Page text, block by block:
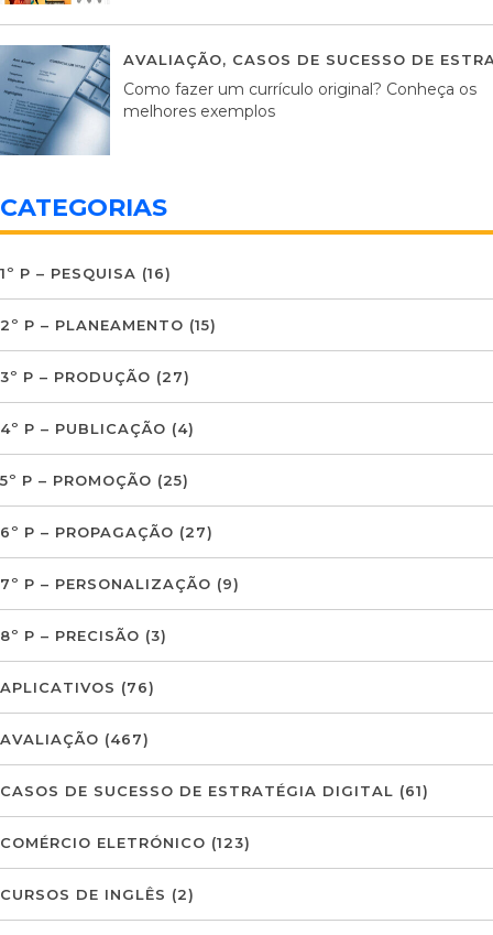
AVALIAÇÃO, CASOS DE SUCESSO DE
Como fazer um currículo original? Conheça os
melhores exemplos
CATEGORIAS
1º P – PESQUISA (16)
2º P – PLANEAMENTO (15)
3º P – PRODUÇÃO (27)
4º P – PUBLICAÇÃO (4)
5º P – PROMOÇÃO (25)
6º P – PROPAGAÇÃO (27)
7º P – PERSONALIZAÇÃO (9)
8º P – PRECISÃO (3)
APLICATIVOS (76)
AVALIAÇÃO (467)
CASOS DE SUCESSO DE ESTRATÉGIA DIGITAL (61)
COMÉRCIO ELETRÓNICO (123)
CURSOS DE INGLÊS (2)